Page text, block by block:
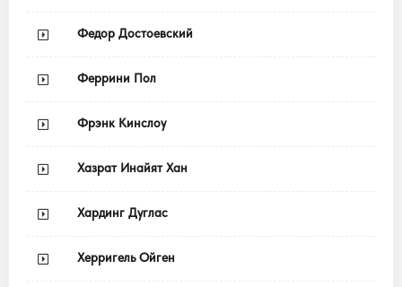
Федор Достоевский
Феррини Пол
Фрэнк Кинслоу
Хазрат Инайят Хан
Хардинг Дуглас
Херригель Ойген